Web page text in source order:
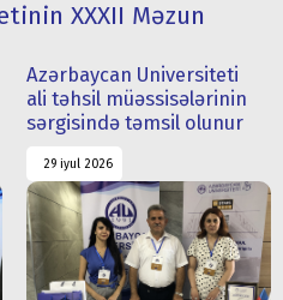
Azərbaycan Universiteti
ali təhsil müəssisələrinin
sərgisində təmsil olunur
29 iyul 2026
XXXII Məzun